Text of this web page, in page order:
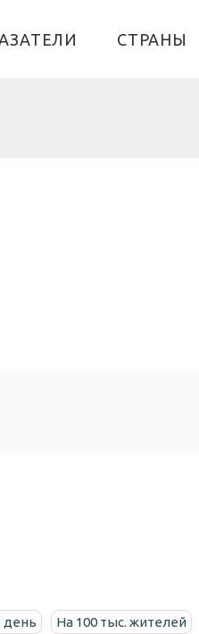
СТРАНЫ
день
На 100 тыс. жителей